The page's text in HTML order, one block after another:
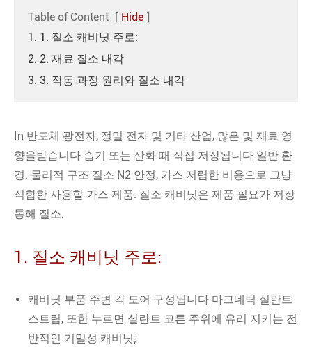
Table of Content [ Hide ]
1. 1. 질소 캐비닛 주로:
2. 2. 재료 질소 내각
3. 3. 작동 과정 원리와 질소 내각
In 반도체 광전자, 정밀 전자 및 기타 산업, 많은 및 재료 영
향을받습니다 습기 또는 산화 때 직접 저장됩니다 일반 환
경. 물리적 구조 질소 N2 안정, 가스 저렴한 비용으로 그냥
적합한 사용할 가스 제품. 질소 캐비닛은 제품 필요가 저장
통해 질소.
1. 질소 캐비닛 주로:
캐비닛 부품 주변 각 도어 구성됩니다 마그네틱 실란트
스트립, 또한 누르면 실란트 코튼 주위에 유리 지키는 전
반적인 기밀성 캐비닛;